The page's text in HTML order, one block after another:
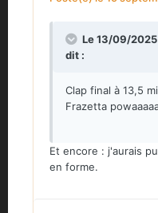
Le 13/09/2025
dit :
Clap final à 13,5
Frazetta
Et encore : j'aurais
en forme.